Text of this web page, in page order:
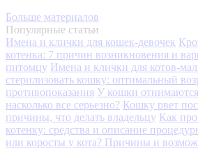
Больше материалов
Популярные статьи
Имена и клички для кошек-девочек
котенка: 7 причин возникновения и
питомцу Имена и клички для котов-
стерилизовать кошку: оптимальный
противопоказания У кошки
насколько все серьезно? Кошку рвет
причины, что делать владельцу Как
котенку: средства и описание
или коросты у кота? Причины и